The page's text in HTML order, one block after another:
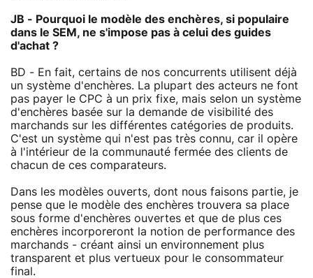
JB - Pourquoi le modèle des enchères, si populaire
dans le SEM, ne s'impose pas à celui des guides
d'achat ?
BD - En fait, certains de nos concurrents utilisent déjà
un système d'enchères. La plupart des acteurs ne font
pas payer le CPC à un prix fixe, mais selon un système
d'enchères basée sur la demande de visibilité des
marchands sur les différentes catégories de produits.
C'est un système qui n'est pas très connu, car il opère
à l'intérieur de la communauté fermée des clients de
chacun de ces comparateurs.
Dans les modèles ouverts, dont nous faisons partie, je
pense que le modèle des enchères trouvera sa place
sous forme d'enchères ouvertes et que de plus ces
enchères incorporeront la notion de performance des
marchands - créant ainsi un environnement plus
transparent et plus vertueux pour le consommateur
final.